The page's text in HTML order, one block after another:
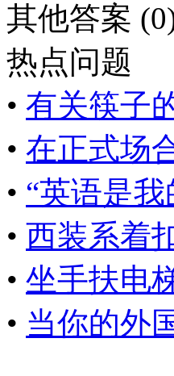
其他答案
热点问题
• 有关筷子
• 在正式场
• “英语是
• 西装系着
• 坐手扶电
• 当你的外